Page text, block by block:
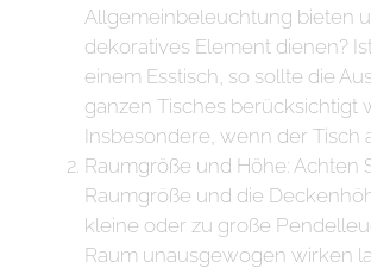
Allgemeinbeleuchtung bieten
dekoratives Element dienen?
einem Esstisch, so sollte die
ganzen Tisches berücksichtigt
Insbesondere, wenn der Tisch
Raumgröße und Höhe: Achten
Raumgröße und die
kleine oder zu große
Raum unausgewogen wirken